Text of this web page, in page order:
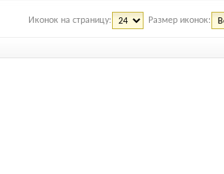
Иконок на страницу: Размер иконок: